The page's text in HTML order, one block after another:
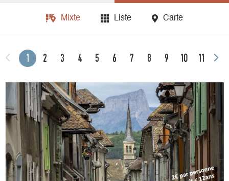
Mixte Liste Carte
1 2 3 4 5 6 7 8 9 10 11